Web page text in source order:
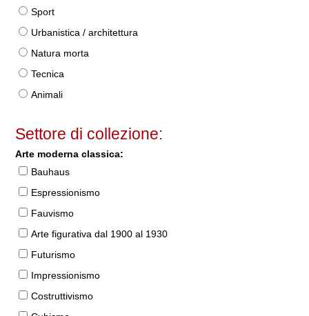
Sport
Urbanistica / architettura
Natura morta
Tecnica
Animali
Settore di collezione:
Arte moderna classica:
Bauhaus
Espressionismo
Fauvismo
Arte figurativa dal 1900 al 1930
Futurismo
Impressionismo
Costruttivismo